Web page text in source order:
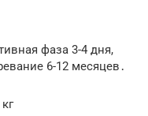
фаза 3-4 дня,
6-12 месяцев․